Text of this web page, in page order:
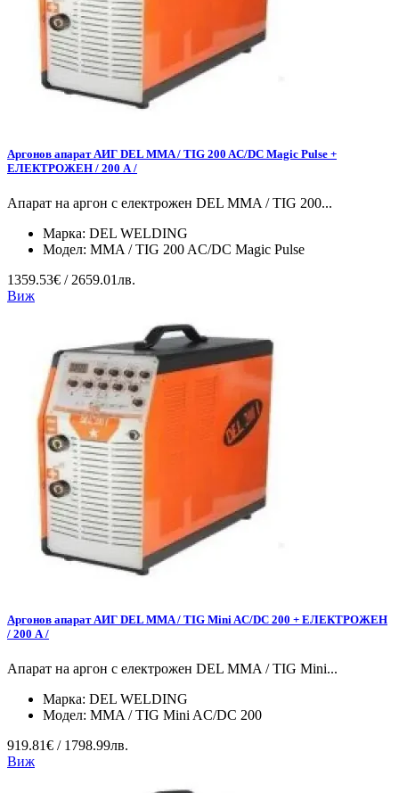
Аргонов апарат АИГ DEL MMA / TIG 200 AC/DC Magic Pulse +
ЕЛЕКТРОЖЕН / 200 А /
Апарат на аргон с електрожен DEL MMA / TIG 200...
Марка: DEL WELDING
Модел: MMA / TIG 200 AC/DC Magic Pulse
1359.53€ / 2659.01лв.
Виж
Аргонов апарат АИГ DEL MMA / TIG Mini AC/DC 200 + ЕЛЕКТРОЖЕН
/ 200 А /
Апарат на аргон с електрожен DEL MMA / TIG Mini...
Марка: DEL WELDING
Модел: MMA / TIG Mini AC/DC 200
919.81€ / 1798.99лв.
Виж